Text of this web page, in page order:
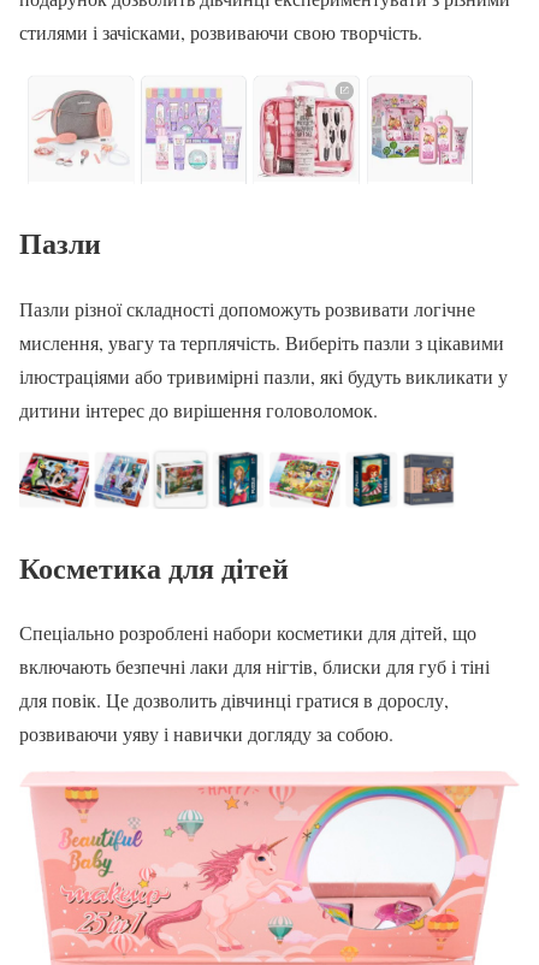
стилями і зачісками, розвиваючи свою творчість.
Пазли
Пазли різної складності допоможуть розвивати логічне
мислення, увагу та терплячість. Виберіть пазли з цікавими
ілюстраціями або тривимірні пазли, які будуть викликати у
дитини інтерес до вирішення головоломок.
Косметика для дітей
Спеціально розроблені набори косметики для дітей, що
включають безпечні лаки для нігтів, блиски для губ і тіні
для повік. Це дозволить дівчинці гратися в дорослу,
розвиваючи уяву і навички догляду за собою.